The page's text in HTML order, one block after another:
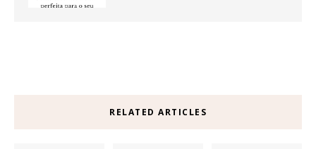
RELATED ARTICLES